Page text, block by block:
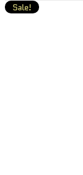
Sale!